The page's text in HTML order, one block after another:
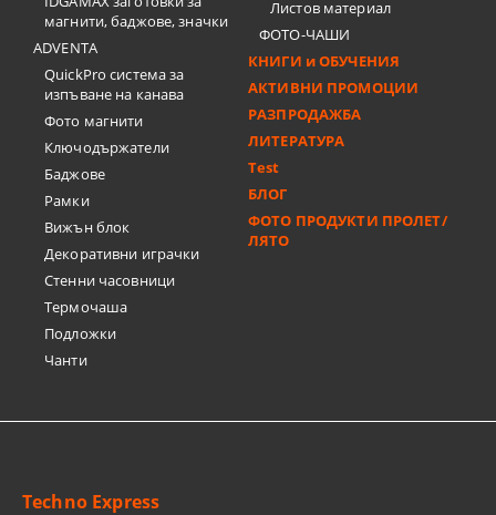
магнити, баджове, значки
ADVENTA
QuickPro система за
изпъване на канава
Фото магнити
Ключодържатели
Баджове
Рамки
Вижън блок
Декоративни играчки
Стенни часовници
Термочашa
Подложки
Чанти
Листов материал
ФОТО-ЧАШИ
КНИГИ и ОБУЧЕНИЯ
АКТИВНИ ПРОМОЦИИ
РАЗПРОДАЖБА
ЛИТЕРАТУРА
Test
БЛОГ
ФОТО ПРОДУКТИ ПРОЛЕТ/
ЛЯТО
Techno Express